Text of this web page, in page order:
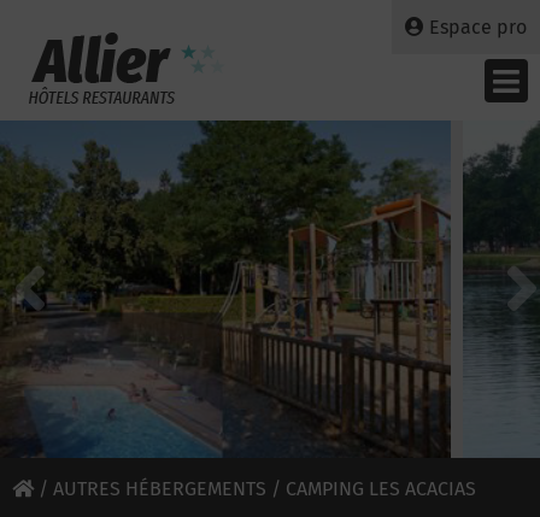
Espace pro
/ AUTRES HÉBERGEMENTS / CAMPING LES ACACIAS